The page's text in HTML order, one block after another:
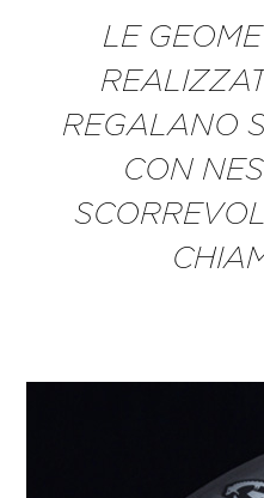
LE
REGALANO
CON